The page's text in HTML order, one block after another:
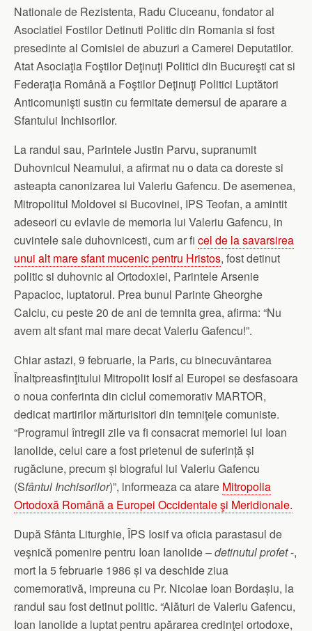
Nationale de Rezistenta, Radu Ciuceanu, fondator al
Asociatiei Fostilor Detinuti Politic din Romania si fost
presedinte al Comisiei de abuzuri a Camerei Deputatilor.
Atat Asociaţia Foştilor Deţinuţi Politici din Bucureşti cat si
Federaţia Română a Foştilor Deţinuţi Politici Luptători
Anticomunişti sustin cu fermitate demersul de aparare a
Sfantului Inchisorilor.
La randul sau, Parintele Justin Parvu, supranumit
Duhovnicul Neamului, a afirmat nu o data ca doreste si
asteapta canonizarea lui Valeriu Gafencu. De asemenea,
Mitropolitul Moldovei si Bucovinei, IPS Teofan, a amintit
adeseori cu evlavie de memoria lui Valeriu Gafencu, in
cuvintele sale duhovnicesti, cum ar fi cel de la savarsirea
unui alt mare sfant mucenic pentru Hristos, fost detinut
politic si duhovnic al Ortodoxiei, Parintele Arsenie
Papacioc, luptatorul. Prea bunul Parinte Gheorghe
Calciu, cu peste 20 de ani de temnita grea, afirma: “Nu
avem alt sfant mai mare decat Valeriu Gafencu!”.
Chiar astazi, 9 februarie, la Paris, cu binecuvântarea
Înaltpreasfinţitului Mitropolit Iosif al Europei se desfasoara
o noua conferinta din ciclul comemorativ MARTOR,
dedicat martirilor mărturisitori din temniţele comuniste.
“Programul întregii zile va fi consacrat memoriei lui Ioan
Ianolide, celui care a fost prietenul de suferință și
rugăciune, precum și biograful lui Valeriu Gafencu
(Sfântul Inchisorilor)”, informeaza ca atare Mitropolia
Ortodoxă Română a Europei Occidentale şi Meridionale.
După Sfânta Liturghie, ÎPS Iosif va oficia parastasul de
veşnică pomenire pentru Ioan Ianolide –detinutul profet-,
mort la 5 februarie 1986 și va deschide ziua
comemorativă, impreuna cu Pr. Nicolae Ioan Bordașiu, la
randul sau fost detinut politic. “Alături de Valeriu Gafencu,
Ioan Ianolide a luptat pentru apărarea credinţei ortodoxe,